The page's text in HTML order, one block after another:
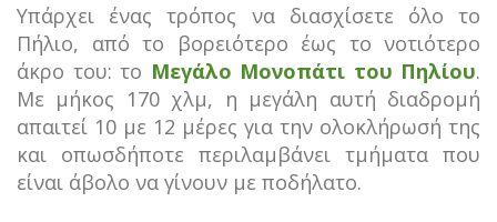
Υπάρχει ένας τρόπος να διασχίσετε όλο το
Πήλιο, από το βορειότερο έως το νοτιότερο
άκρο του: το Μεγάλο Μονοπάτι του Πηλίου.
Με μήκος 170 χλμ, η μεγάλη αυτή διαδρομή
απαιτεί 10 με 12 μέρες για την ολοκλήρωσή της
και οπωσδήποτε περιλαμβάνει τμήματα που
είναι άβολο να γίνουν με ποδήλατο.